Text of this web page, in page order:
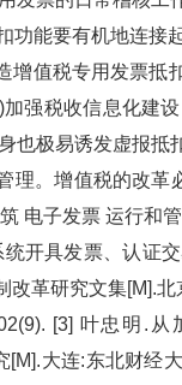
功能要有机地连接
伪造增值税专用发
(6)加强税收信息化
极易诱发虚报抵扣
。增值税的改革必
子发票 运行和管
开具发票、认
制改革研究文集
[3] 叶忠明.
大连:东北财经大